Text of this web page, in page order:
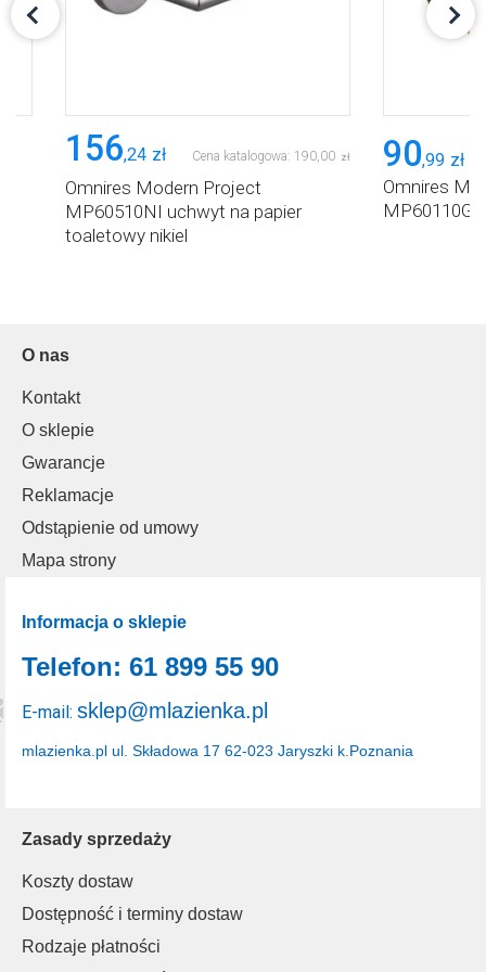
156,24 zł Cena katalogowa: 190 00 zł
Omnires Modern Project
MP60510NI uchwyt na papier
toaletowy nikiel
90,99 zł
Omnires
O nas
Kontakt
O sklepie
Gwarancje
Reklamacje
Odstąpienie od umowy
Mapa strony
Zasady sprzedaży
Koszty dostaw
Dostępność i terminy dostaw
Rodzaje płatności
Informacja o sklepie
mlazienka.pl ul. Składowa 17 62-023 Jaryszki k.Poznania
Telefon: 61 899 55 90
E-mail: sklep@mlazienka.pl